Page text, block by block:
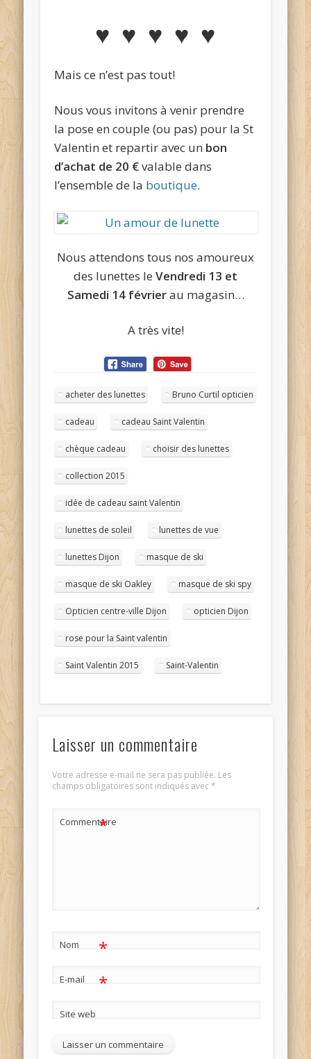
♥ ♥ ♥ ♥ ♥
Mais ce n’est pas tout!
Nous vous invitons à venir prendre
la pose en couple (ou pas) pour la St
Valentin et repartir avec un bon
d’achat de 20 €valable dans
l’ensemble de la boutique.
Nous attendons tous nos amoureux
des lunettes le Vendredi 13 et
Samedi 14 févrierau magasin…
A très vite!
acheter des lunettes Bruno Curtil opticien
cadeau cadeau Saint Valentin
chèque cadeau choisir des lunettes
collection 2015
idée de cadeau saint Valentin
lunettes de soleil lunettes de vue
lunettes Dijon masque de ski
masque de ski Oakley masque de ski spy
Opticien centre-ville Dijon opticien Dijon
rose pour la Saint valentin
Saint Valentin 2015 Saint-Valentin
Laisser un commentaire
Votre adresse e-mail ne sera pas publiée. Les
champs obligatoires sont indiqués avec*
Commentaire
*
Nom *
E-mail *
Site web